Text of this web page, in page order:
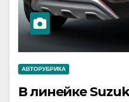
АВТОРУБРИКА
В линейке